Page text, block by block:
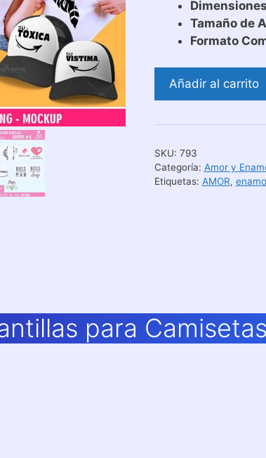
Dimensiones
Tamaño de
Formato
Plantillas
de
4
cantidad
Añadir al carrito
SKU: 793
Categoría: Amor y
Etiquetas: AMOR,
para